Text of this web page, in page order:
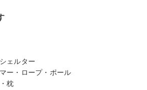
ェルター
ー・ロープ・ポール
枕